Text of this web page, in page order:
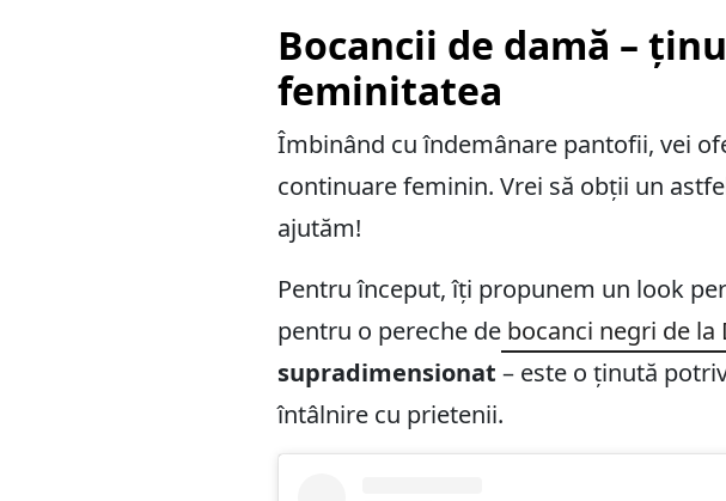
Bocancii de damă –
feminitatea
Îmbinând cu îndemânare pantofii, vei
continuare feminin. Vrei să obții un
ajutăm!
Pentru început, îți propunem un look
pentru o pereche de bocanci negri de la
supradimensionat – este o ținută
întâlnire cu prietenii.